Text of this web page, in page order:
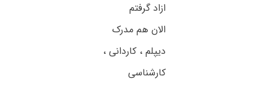
ازاد گرفتم
الان هم مدرک
دیپلم ، کاردانی ،
کارشناسی